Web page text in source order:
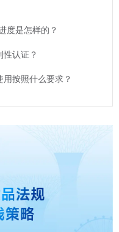
度是怎样的？
性认证？
按照什么要求？